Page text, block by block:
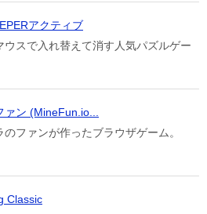
アクティブ
ウスで入れ替えて消す人気パズルゲー
ァン (MineFun.io...
のファンが作ったブラウザゲーム。
Classic